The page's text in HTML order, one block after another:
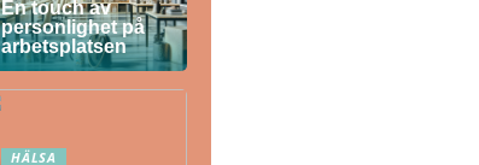
En touch av
personlighet på
arbetsplatsen
HÄLSA